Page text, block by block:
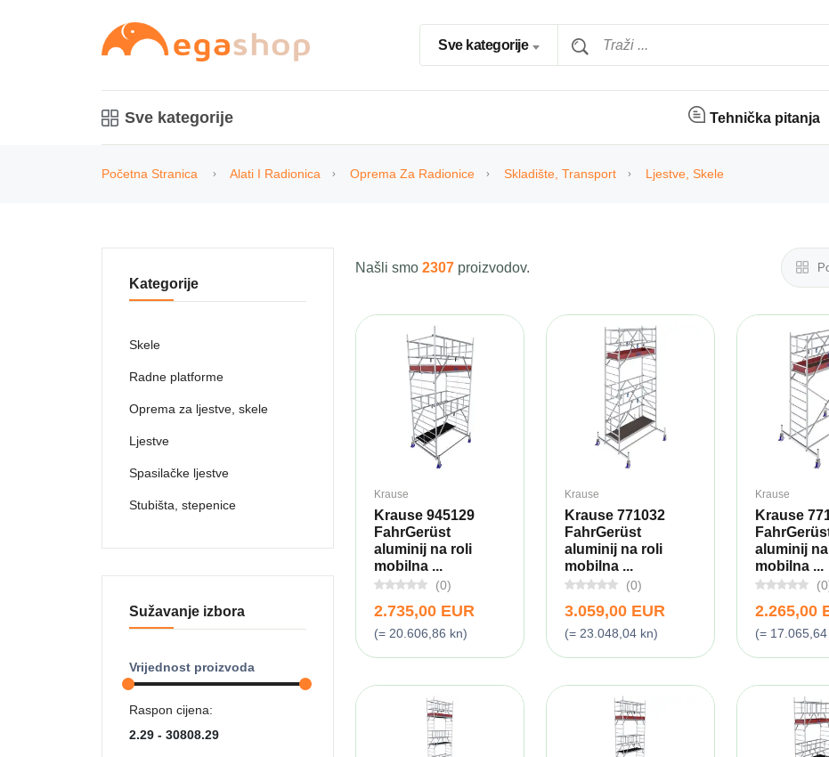
Sve kategorije
Sve kategorije Tehnička pitanja
Početna Stranica Alati I Radionica Oprema Za Radionice Skladište, Transport Ljestve, Skele
Našli smo 2307 proizvodov.
Krause
Krause 945129
FahrGerüst
aluminij na roli
mobilna ...
(0)
2.735,00 EUR
(= 20.606,86 kn)
Krause
Krause 771032
FahrGerüst
aluminij na roli
mobilna ...
(0)
3.059,00 EUR
(= 23.048,04 kn)
Krause
Krause
aluminij
mobilna ...
2.265,00
(=
Kategorije
Skele
Radne platforme
Oprema za ljestve, skele
Ljestve
Spasilačke ljestve
Stubišta, stepenice
Sužavanje izbora
Vrijednost proizvoda
Raspon cijena: